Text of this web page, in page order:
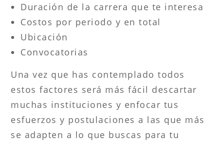
Duración de la carrera que te interesa
Costos por periodo y en total
Ubicación
Convocatorias
Una vez que has contemplado todos
estos factores será más fácil descartar
muchas instituciones y enfocar tus
esfuerzos y postulaciones a las que más
se adapten a lo que buscas para tu